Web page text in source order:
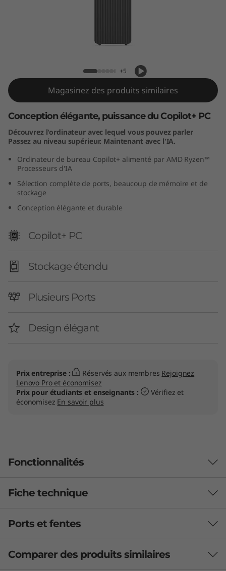
+5
Magasinez des produits similaires
Conception élégante, puissance du Copilot+ PC
Découvrez l'ordinateur avec lequel vous pouvez parler
Passez au niveau supérieur. Maintenant avec l'IA.
Ordinateur de bureau Copilot+ alimenté par AMD Ryzen™
Processeurs d'IA
Sélection complète de ports, beaucoup de mémoire et de
stockage
Conception élégante et durable
Copilot+ PC
Stockage étendu
Plusieurs Ports
Design élégant
Prix entreprise : Réservés aux membres Rejoignez
Lenovo Pro et économisez
Prix pour étudiants et enseignants :
Vérifiez et
économisez En savoir plus
Fonctionnalités
Votre centre
numérique avec la
Le PC en tour IdeaCentre Tower Copilot+ de 8 L
Fiche technique
Performance
Processeur
Processeur AMD Ryzen™ AI 7 350 (2,00 GHz jusqu'à
Ports et fentes
Comparer des produits similaires